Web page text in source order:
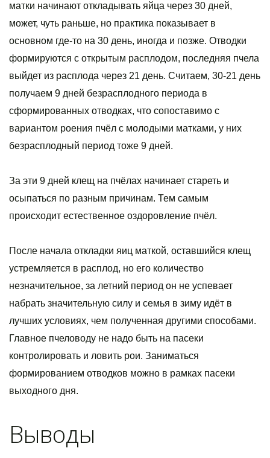
матки начинают откладывать яйца через 30 дней,
может, чуть раньше, но практика показывает в
основном где-то на 30 день, иногда и позже. Отводки
формируются с открытым расплодом, последняя пчела
выйдет из расплода через 21 день. Считаем, 30-21 день
получаем 9 дней безрасплодного периода в
сформированных отводках, что сопоставимо с
вариантом роения пчёл с молодыми матками, у них
безрасплодный период тоже 9 дней.
За эти 9 дней клещ на пчёлах начинает стареть и
осыпаться по разным причинам. Тем самым
происходит естественное оздоровление пчёл.
После начала откладки яиц маткой, оставшийся клещ
устремляется в расплод, но его количество
незначительное, за летний период он не успевает
набрать значительную силу и семья в зиму идёт в
лучших условиях, чем полученная другими способами.
Главное пчеловоду не надо быть на пасеки
контролировать и ловить рои. Заниматься
формированием отводков можно в рамках пасеки
выходного дня.
Выводы